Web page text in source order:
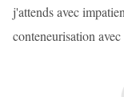
j'attends avec
conteneurisation